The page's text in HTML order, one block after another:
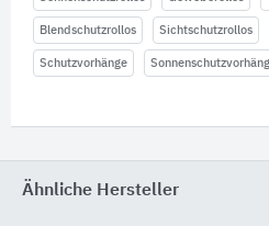
Blendschutzrollos Sichtschutzrollos
Schutzvorhänge
Ähnliche Hersteller